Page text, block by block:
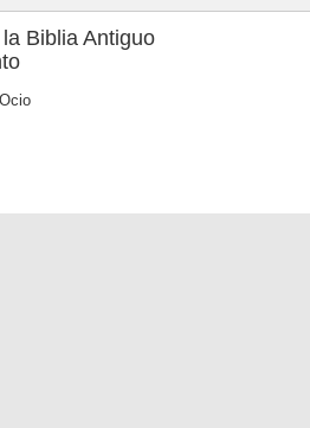
Biblia Antiguo
Ocio